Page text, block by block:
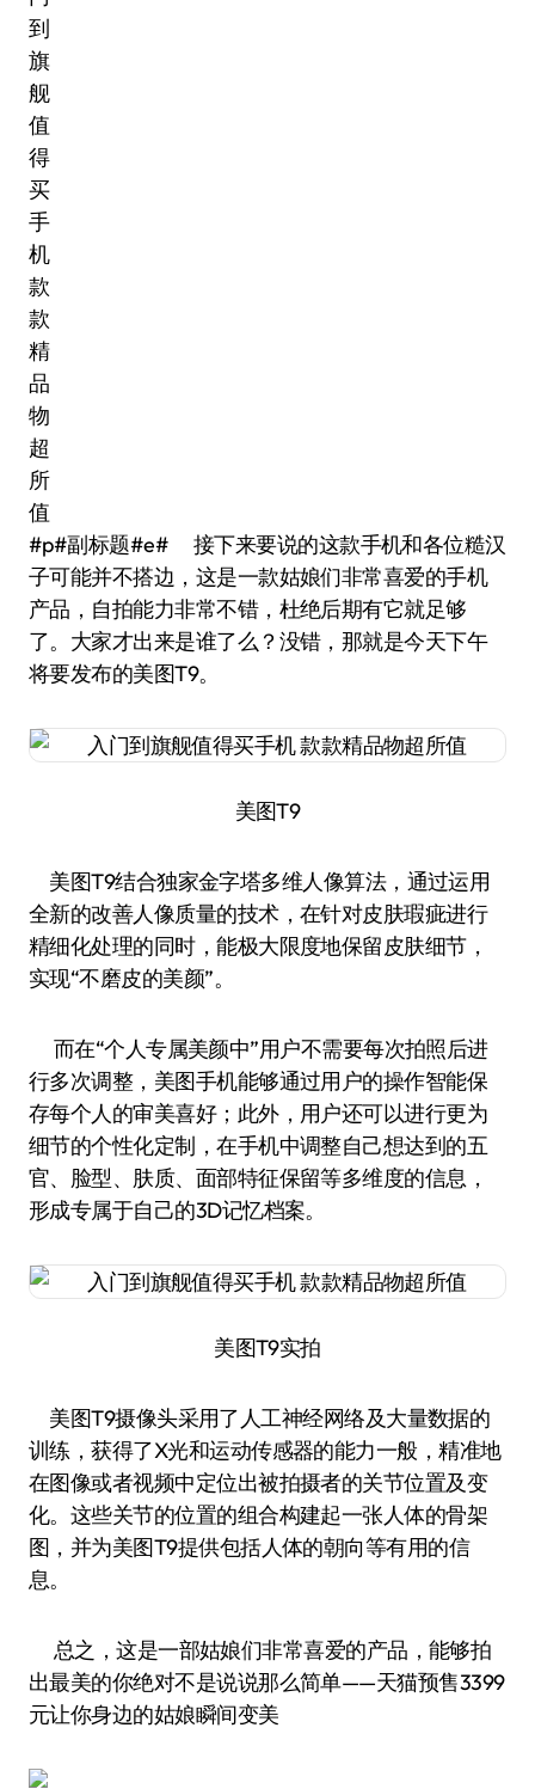
#p#副标题#e# 接下来要说的这款手机和各位糙汉
子可能并不搭边，这是一款姑娘们非常喜爱的手机
产品，自拍能力非常不错，杜绝后期有它就足够
了。大家才出来是谁了么？没错，那就是今天下午
将要发布的美图T9。
美图T9
美图T9结合独家金字塔多维人像算法，通过运用
全新的改善人像质量的技术，在针对皮肤瑕疵进行
精细化处理的同时，能极大限度地保留皮肤细节，
实现“不磨皮的美颜”。
而在“个人专属美颜中”用户不需要每次拍照后进
行多次调整，美图手机能够通过用户的操作智能保
存每个人的审美喜好；此外，用户还可以进行更为
细节的个性化定制，在手机中调整自己想达到的五
官、脸型、肤质、面部特征保留等多维度的信息，
形成专属于自己的3D记忆档案。
美图T9实拍
美图T9摄像头采用了人工神经网络及大量数据的
训练，获得了X光和运动传感器的能力一般，精准地
在图像或者视频中定位出被拍摄者的关节位置及变
化。这些关节的位置的组合构建起一张人体的骨架
图，并为美图T9提供包括人体的朝向等有用的信
息。
总之，这是一部姑娘们非常喜爱的产品，能够拍
出最美的你绝对不是说说那么简单——天猫预售3399
元让你身边的姑娘瞬间变美